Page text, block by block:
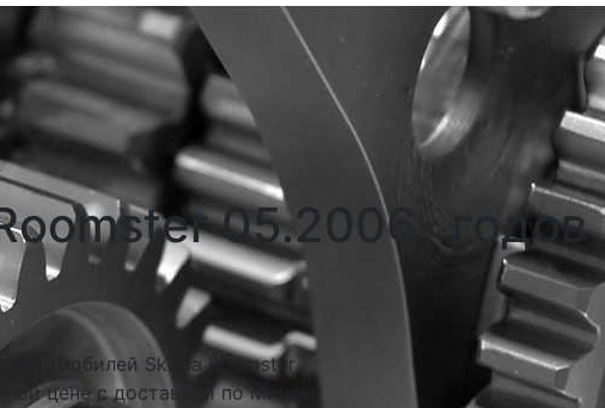
05.2006- годов
автомобилей Skoda Roomster
цене с доставкой по Минску